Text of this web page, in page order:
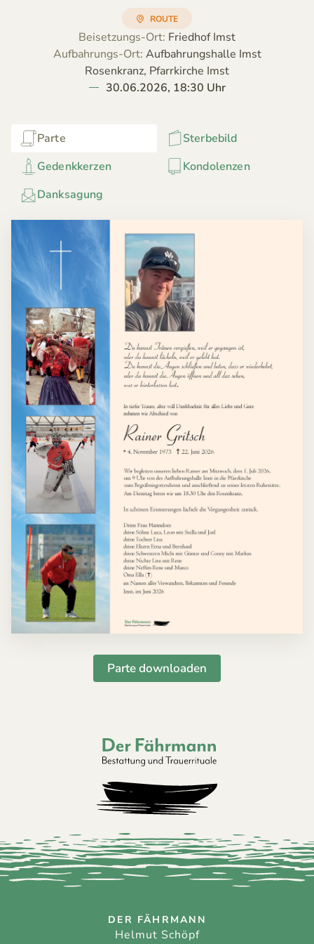
ROUTE
Beisetzungs-Ort: Friedhof Imst
Aufbahrungs-Ort: Aufbahrungshalle Imst
Rosenkranz, Pfarrkirche Imst
30.06.2026, 18:30 Uhr
Parte
Sterbebild
Gedenkkerzen
Kondolenzen
Danksagung
Parte downloaden
Der Fährmann - Bestattung und
DER FÄHRMANN
Helmut Schöpf